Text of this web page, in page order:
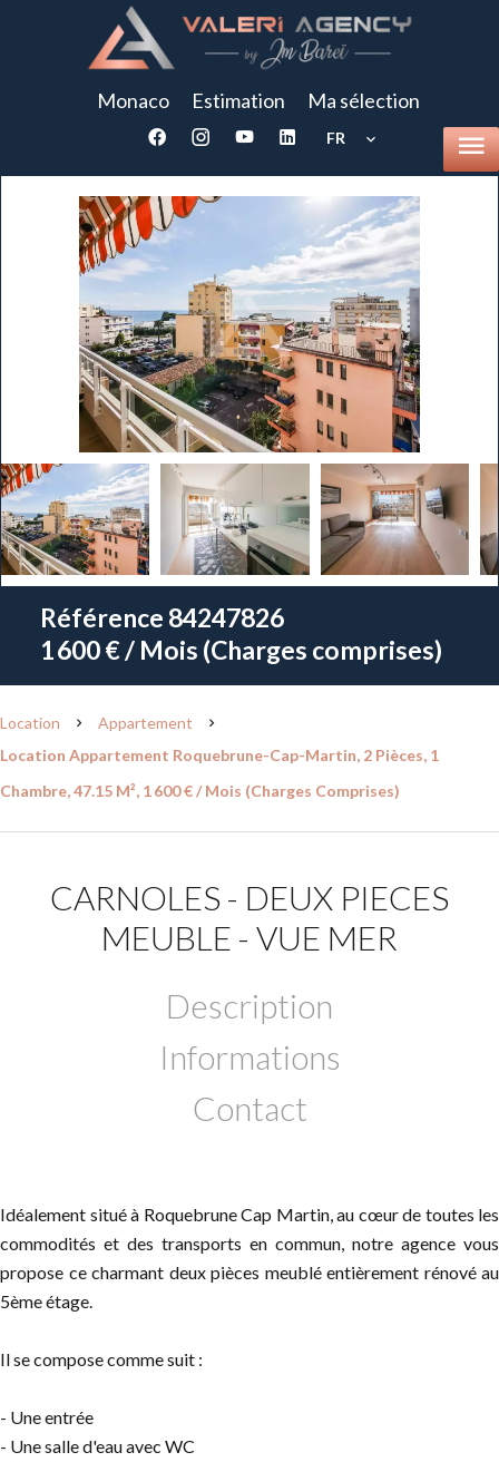
Monaco Estimation Ma sélection
FR
Référence 84247826
1 600 € / Mois (Charges comprises)
Location
Appartement
Location Appartement Roquebrune-Cap-Martin, 2 Pièces, 1
Chambre, 47.15 M², 1 600 € / Mois (Charges Comprises)
CARNOLES - DEUX PIECES
MEUBLE - VUE MER
Description
Informations
Contact
Idéalement situé à Roquebrune Cap Martin, au cœur de toutes les
commodités et des transports en commun, notre agence vous
propose ce charmant deux pièces meublé entièrement rénové au
5ème étage.
Il se compose comme suit :
- Une entrée
- Une salle d'eau avec WC